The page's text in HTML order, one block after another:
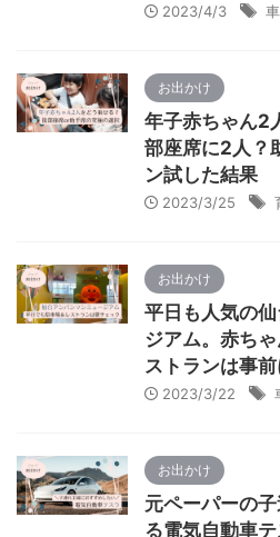
2023/4/3 車
お出かけ
年子赤ちゃん2
部座席に2人？
ン試した結果
2023/3/25
お出かけ
平日も人気の
ジアム。赤ち
ストランは事
2023/3/22
お出かけ
元ペーパーの
る電気自動車テ